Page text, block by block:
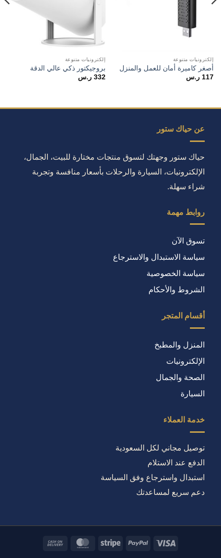
إلكترونيات متنوعة
أصغر كاميرة أمان للعمل والمنزل
117 ر.س
إلكترونيات متنوعة
بروجيكتور ذكي عالي الدقة
332 ر.س
عن حياك ستور
حياك ستور وجهتك لتسوق منتجات مختارة للبيت، الجمال،
الإلكترونيات، السيارة والرحلات بأسعار منافسة وتجربة
شراء سهلة.
روابط مهمة
تسوق الآن
سياسة الاستبدال والاسترجاع
سياسة الخصوصية
الشروط والأحكام
أقسام المتجر
المنزل والمطبخ
الإلكترونيات
الصحة والجمال
السيارة
خدمة العملاء
توصيل مجاني لكل السعودية
الدفع عند الاستلام
استبدال واسترجاع وفق السياسة
دعم سريع لمساعدتك
Visa
PayPal
Stripe
MasterCard